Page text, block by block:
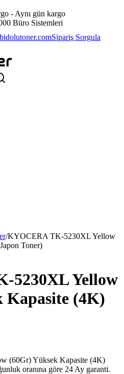
- Aynı gün kargo
Büro Sistemleri
Sipariş Sorgula
/KYOCERA TK-5230XL Yellow
Toner)
5230XL Yellow
Kapasite (4K)
(60Gr) Yüksek Kapasite (4K)
oranına göre 24 Ay garanti.